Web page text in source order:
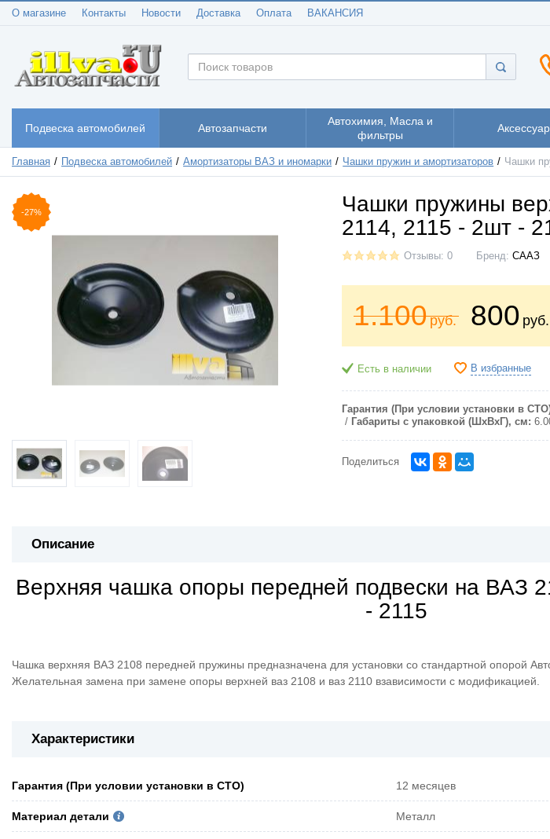
О магазине Контакты Новости Доставка Оплата ВАКАНСИЯ
Подвеска автомобилей Автозапчасти
Автохимия, Масла и
фильтры
Главная Подвеска автомобилей Амортизаторы ВАЗ и иномарки Чашки пружин и амортизаторов Чашки
-27%
Чашки пружины
2114, 2115 - 2шт -
Отзывы: 0 Бренд: СААЗ
1.100руб. 800 руб.
Есть в наличии В избранные
Гарантия (При условии установки в
Габариты с упаковкой (ШxВxГ), см:
Поделиться
Описание
Верхняя чашка опоры передней подвески на ВАЗ
- 2115
Чашка верхняя ВАЗ 2108 передней пружины предназначена для установки со стандартной опорой
Желательная замена при замене опоры верхней ваз 2108 и ваз 2110 взависимости с модификацией.
Характеристики
Гарантия (При условии установки в СТО) 12 месяцев
Материал детали Металл